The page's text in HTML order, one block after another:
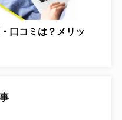
口コミは？メリッ